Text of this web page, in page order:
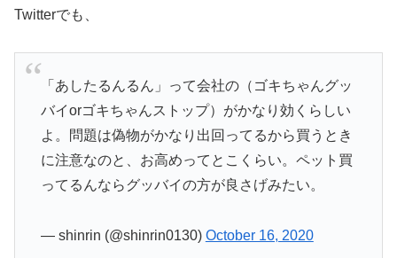
Twitterでも、
「あしたるんるん」って会社の（ゴキちゃんグッ
バイorゴキちゃんストップ）がかなり効くらしい
よ。問題は偽物がかなり出回ってるから買うとき
に注意なのと、お高めってとこくらい。ペット買
ってるんならグッバイの方が良さげみたい。
— shinrin (@shinrin0130) October 16, 2020